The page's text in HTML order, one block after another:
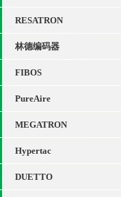
RESATRON
林德编码器
FIBOS
PureAire
MEGATRON
Hypertac
DUETTO